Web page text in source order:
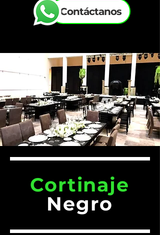
Contáctanos
Cortinaje
Negro